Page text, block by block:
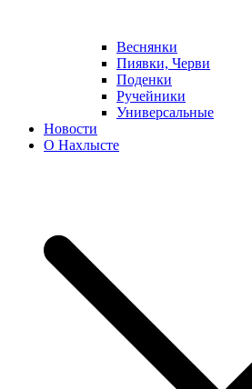
Веснянки
Пиявки, Черви
Поденки
Ручейники
Универсальные
Новости
О Нахлысте